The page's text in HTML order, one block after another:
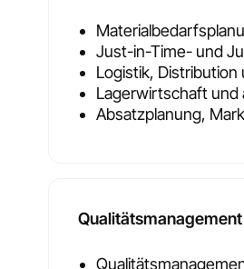
Just-in-Time- und
Logistik,
Lagerwirtschaft
Absatzplanung,
Qualitätsmanagement